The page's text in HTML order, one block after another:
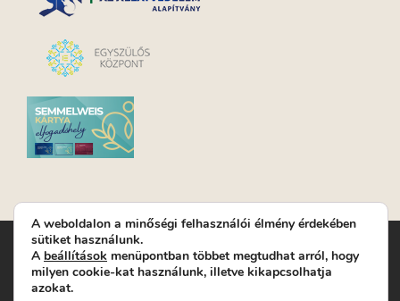
Turay Ida Színház Közhasznú Nonprofit Kft. | Működési
helyszín: Turay Ida Színház 1089 Budapest, Kálvária tér 6. |
Levelezési cím: 1089 Budapest, Kálvária tér 14. | Titkárság:
A weboldalon a minőségi felhasználói élmény érdekében
sütiket használunk.
A beállítások menüpontban többet megtudhat arról, hogy
milyen cookie-kat használunk, illetve kikapcsolhatja
azokat.